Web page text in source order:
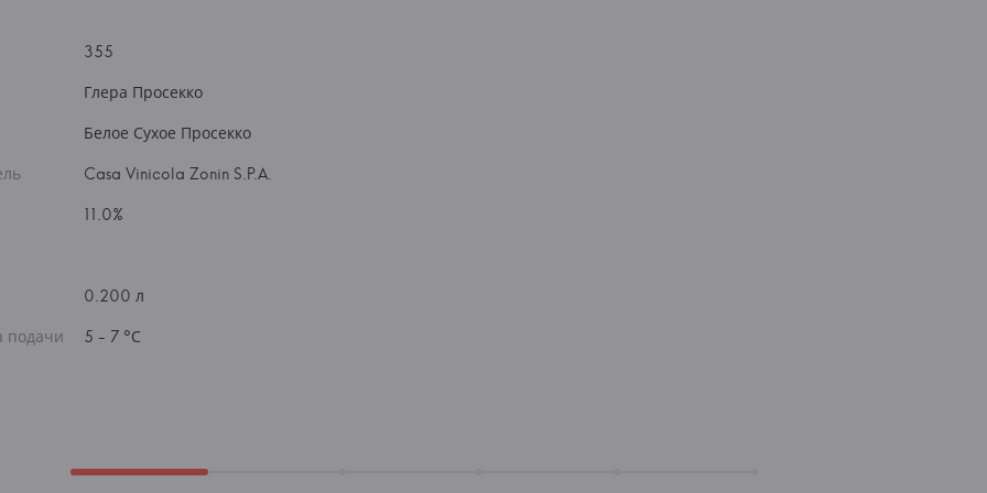
355
Глера Просекко
Белое Сухое Просекко
Casa Vinicola Zonin S.P.A.
11.0%
0.200 л
подачи 5 - 7 °С